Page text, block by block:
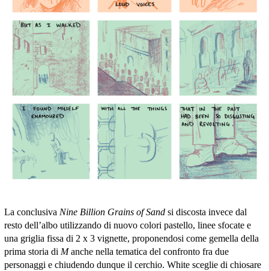
La conclusiva Nine Billion Grains of Sandsi discosta invece dal
resto dell’albo utilizzando di nuovo colori pastello, linee sfocate e
una griglia fissa di 2 x 3 vignette, proponendosi come gemella della
prima storia di Manche nella tematica del confronto fra due
personaggi e chiudendo dunque il cerchio. White sceglie di chiosare